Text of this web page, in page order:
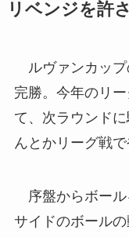
リベンジを許
ルヴァンカップ
完勝。今年のリ
て、次ラウンド
んとかリーグ戦
序盤からボール
サイドのボール